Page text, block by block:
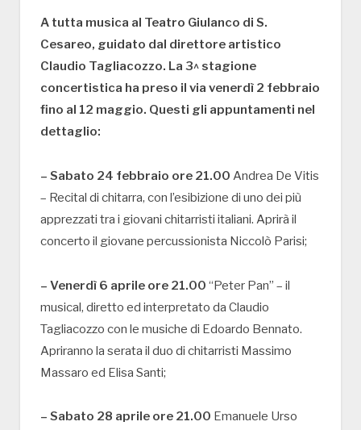
A tutta musica al Teatro Giulanco di S.
Cesareo, guidato dal direttore artistico
Claudio Tagliacozzo. La 3^ stagione
concertistica ha preso il via venerdì 2 febbraio
fino al 12 maggio. Questi gli appuntamenti nel
dettaglio:
– Sabato 24 febbraio ore 21.00 Andrea De Vitis
– Recital di chitarra, con l’esibizione di uno dei più
apprezzati tra i giovani chitarristi italiani. Aprirà il
concerto il giovane percussionista Niccolò Parisi;
– Venerdì 6 aprile ore 21.00 “Peter Pan” – il
musical, diretto ed interpretato da Claudio
Tagliacozzo con le musiche di Edoardo Bennato.
Apriranno la serata il duo di chitarristi Massimo
Massaro ed Elisa Santi;
– Sabato 28 aprile ore 21.00 Emanuele Urso